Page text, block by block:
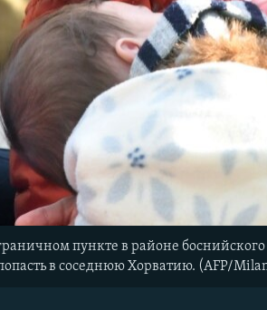
пункте в районе
в соседнюю Хорватию. (AFP/